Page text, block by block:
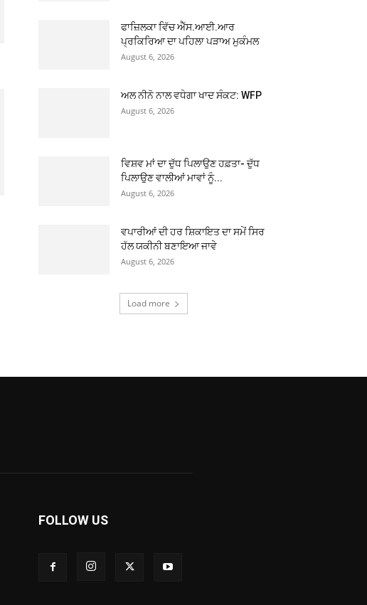
ਫਾਜ਼ਿਲਕਾ ਵਿੱਚ ਐੱਸ.ਆਈ.ਆਰ
ਪ੍ਰਕਿਰਿਆ ਦਾ ਪਹਿਲਾ ਪੜਾਅ ਮੁਕੰਮਲ
August 6, 2026
ਅਲ ਨੀਨੋ ਨਾਲ ਵਧੇਗਾ ਖਾਦ ਸੰਕਟ: WFP
August 6, 2026
ਵਿਸ਼ਵ ਮਾਂ ਦਾ ਦੁੱਧ ਪਿਲਾਉਣ ਹਫ਼ਤਾ- ਦੁੱਧ
ਪਿਲਾਉਣ ਵਾਲੀਆਂ ਮਾਵਾਂ ਨੂੰ...
August 6, 2026
ਵਪਾਰੀਆਂ ਦੀ ਹਰ ਸ਼ਿਕਾਇਤ ਦਾ ਸਮੇਂ ਸਿਰ
ਹੱਲ ਯਕੀਨੀ ਬਣਾਇਆ ਜਾਵੇ
August 6, 2026
Load more
FOLLOW US